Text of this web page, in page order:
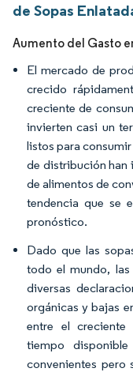
de Sopas
Aumento del Gasto
El mercado de
crecido
creciente de
invierten casi un
listos para
de distribución han
de alimentos de
tendencia que se
pronóstico.
Dado que las
todo el mundo, las
diversas
orgánicas y bajas
entre el
tiempo
convenientes pero